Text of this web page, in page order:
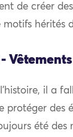
de créer
hérités
Vêtements
il a
protéger des
été des